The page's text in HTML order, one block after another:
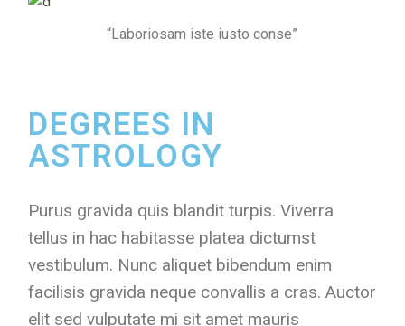
“Laboriosam iste iusto conse”
DEGREES IN
ASTROLOGY
Purus gravida quis blandit turpis. Viverra
tellus in hac habitasse platea dictumst
vestibulum. Nunc aliquet bibendum enim
facilisis gravida neque convallis a cras. Auctor
elit sed vulputate mi sit amet mauris